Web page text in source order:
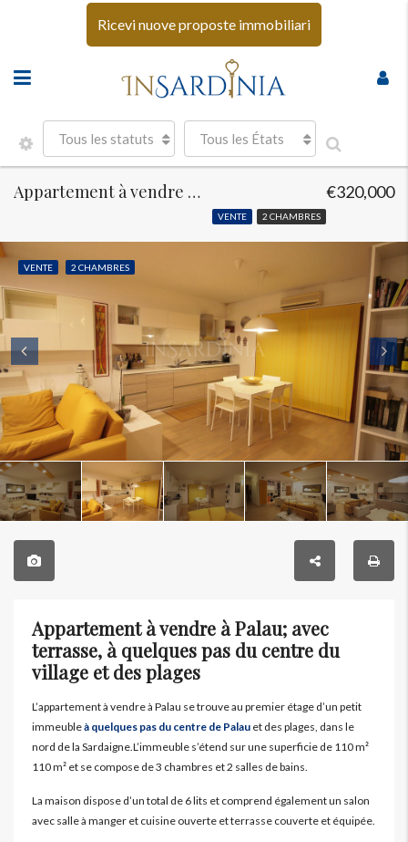
Ricevi nuove proposte immobiliari
Tous les statuts Tous les États
Appartement à vendre à Palau
VENTE 2 CHAMBRES
€320,000
VENTE 2 CHAMBRES
Appartement à vendre à Palau; avec
terrasse, à quelques pas du centre du
village et des plages
L’appartement à vendre à Palau se trouve au premier étage d’un petit
immeubleà quelques pas du centre de Palau et des plages, dans le
nord de la Sardaigne.L’immeuble s’étend sur une superficie de 110 m²
110 m² et se compose de 3 chambres et 2 salles de bains.
La maison dispose d’un total de 6 lits et comprend également un salon
avec salle à manger et cuisine ouverte et terrasse couverte et équipée.